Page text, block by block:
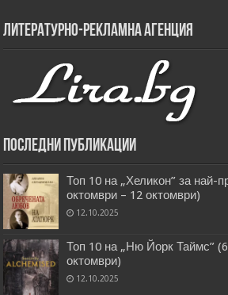
Литературно-рекламна агенция
Последни публикации
Топ 10 на „Хеликон” за най-
октомври – 12 октомври)
12.10.2025
Топ 10 на „Ню Йорк Таймс”
октомври)
12.10.2025